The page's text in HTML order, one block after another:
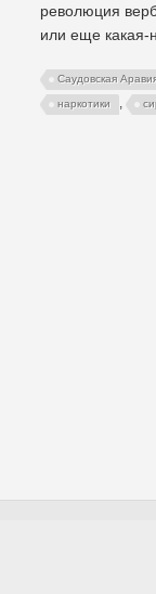
революция
или еще какая-
Саудовская
наркотики ,